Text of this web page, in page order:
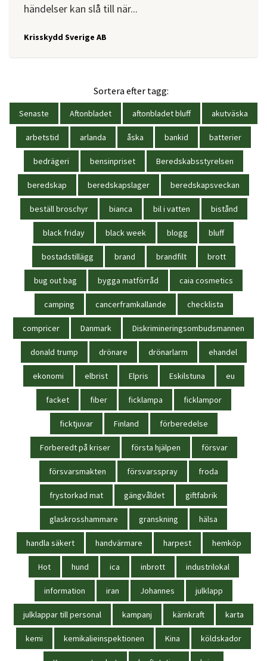
händelser kan slå till när...
Krisskydd Sverige AB
Sortera efter tagg:
Senaste Aftonbladet aftonbladet bluff akutväska
arbetstid arlanda åska bankid batterier
bedrägeri bensinpriset Beredskabsstyrelsen
beredskap beredskapslager beredskapsveckan
beställ broschyr bianca bil i vatten bistånd
black friday black week blogg bluff
bostadstillägg brand brandfilt brott
bug out bag bygga matförråd caia cosmetics
camping cancerframkallande checklista
compricer Danmark Diskrimineringsombudsmannen
donald trump drönare drönarlarm ehandel
ekonomi elbrist Elpris Eskilstuna eu
facket fiber ficklampa ficklampor
ficktjuvar Finland förberedelse
Forberedt på kriser första hjälpen försvar
försvarsmakten försvarsspray froda
frystorkad mat gängvåldet giftfabrik
glaskrosshammare granskning hälsa
handla säkert handvärmare harpest hemköp
Hot hund ica inbrott industrilokal
information iran Johannes julklapp
julklappar till personal kampanj kärnkraft karta
kemi kemikalieinspektionen Kina köldskador